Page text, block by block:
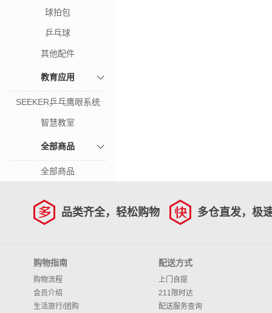
球拍包
乒乓球
其他配件
教育应用
SEEKER乒乓鹰眼系统
智慧教室
全部商品
全部商品
品类齐全，轻松购物 多仓直发，极
购物指南
购物流程
会员介绍
生活旅行/团购
配送方式
上门自提
211限时达
配送服务查询